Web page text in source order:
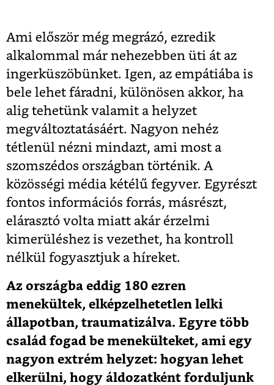
Ami először még megrázó, ezredik
alkalommal már nehezebben üti át az
ingerküszöbünket. Igen, az empátiába is
bele lehet fáradni, különösen akkor, ha
alig tehetünk valamit a helyzet
megváltoztatásáért. Nagyon nehéz
tétlenül nézni mindazt, ami most a
szomszédos országban történik. A
közösségi média kétélű fegyver. Egyrészt
fontos információs forrás, másrészt,
elárasztó volta miatt akár érzelmi
kimerüléshez is vezethet, ha kontroll
nélkül fogyasztjuk a híreket.
Az országba eddig 180 ezren
menekültek, elképzelhetetlen lelki
állapotban, traumatizálva. Egyre több
család fogad be menekülteket, ami egy
nagyon extrém helyzet: hogyan lehet
elkerülni, hogy áldozatként forduljunk